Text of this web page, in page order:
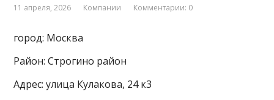
11 апреля, 2026 Компании Комментарии: 0
город: Москва
Район: Строгино район
Адрес: улица Кулакова, 24 к3